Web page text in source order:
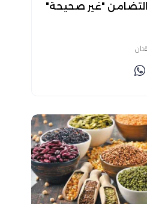
التضامن "غير صحيحة"